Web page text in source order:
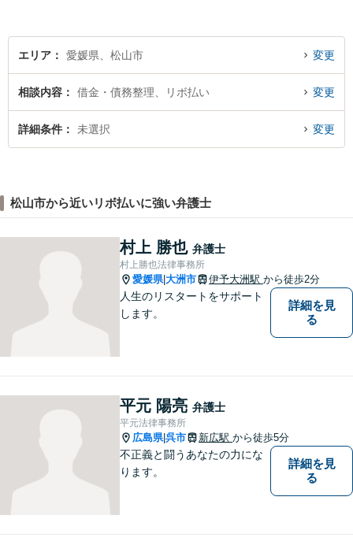
エリア 愛媛県、松山市 変更
相談内容 借金・債務整理、リボ払い 変更
詳細条件 未選択 変更
松山市から近いリボ払いに強い弁護士
村上 勝也 弁護士
村上勝也法律事務所
愛媛県|大洲市 伊予大洲駅 から徒歩2分
人生のリスタートをサポート
します。
詳細を見
る
平元 陽亮 弁護士
平元法律事務所
広島県|呉市 新広駅 から徒歩5分
不正義と闘うあなたの力にな
ります。
詳細を見
る